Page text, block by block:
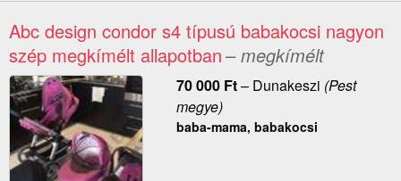
Abc design condor s4 típusú babakocsi nagyon
szép megkímélt allapotban– megkímélt
70 000 Ft– Dunakeszi (Pest
megye)
baba-mama, babakocsi